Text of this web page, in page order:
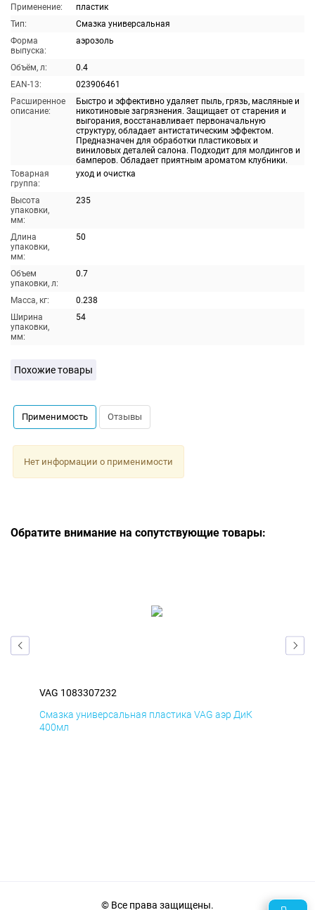
Применение:
пластик
Тип:
Смазка универсальная
Форма
выпуска:
аэрозоль
Объём, л:
0.4
EAN-13:
023906461
Расширенное
описание:
Быстро и эффективно удаляет пыль, грязь, масляные и
никотиновые загрязнения. Защищает от старения и
выгорания, восстанавливает первоначальную
структуру, обладает антистатическим эффектом.
Предназначен для обработки пластиковых и
виниловых деталей салона. Подходит для молдингов и
бамперов. Обладает приятным ароматом клубники.
Товарная
группа:
уход и очистка
Высота
упаковки,
мм:
235
Длина
упаковки,
мм:
50
Объем
упаковки, л:
0.7
Масса, кг:
0.238
Ширина
упаковки,
мм:
54
Похожие товары
Применимость Отзывы
Нет информации о применимости
Обратите внимание на сопутствующие товары:
VAG 1083307232
Смазка универсальная пластика VAG аэр ДиК
400мл
© Все права защищены.